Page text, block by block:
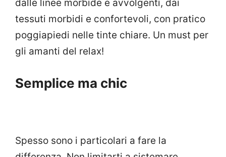
dalle linee morbide e avvolgenti, dai
tessuti morbidi e confortevoli, con pratico
poggiapiedi nelle tinte chiare. Un must per
gli amanti del relax!
Semplice ma chic
Spesso sono i particolari a fare la